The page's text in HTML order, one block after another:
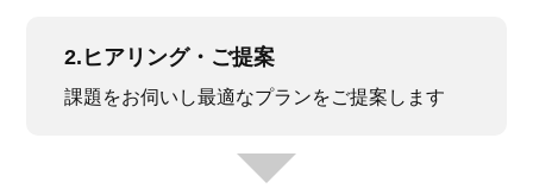
2.ヒアリング・ご提案
課題をお伺いし最適なプランをご提案します